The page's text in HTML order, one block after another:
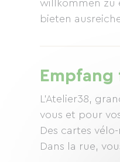
willkommen zu
bieten
L'Atelier38,
vous et pour
Des cartes